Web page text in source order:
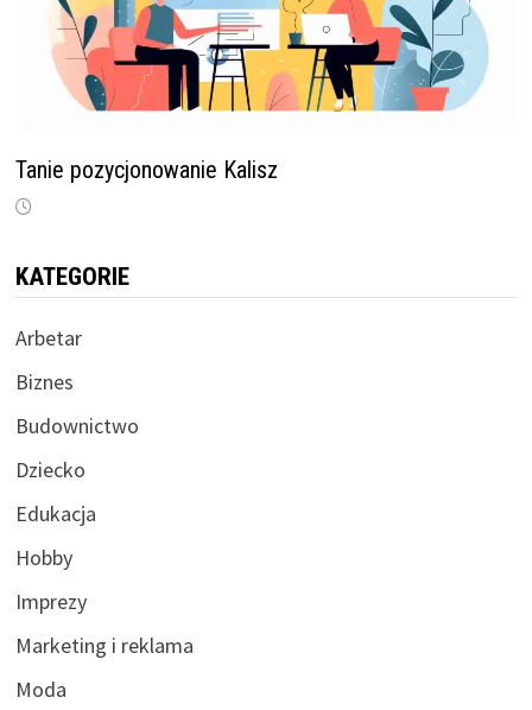
Tanie pozycjonowanie Kalisz
KATEGORIE
Arbetar
Biznes
Budownictwo
Dziecko
Edukacja
Hobby
Imprezy
Marketing i reklama
Moda